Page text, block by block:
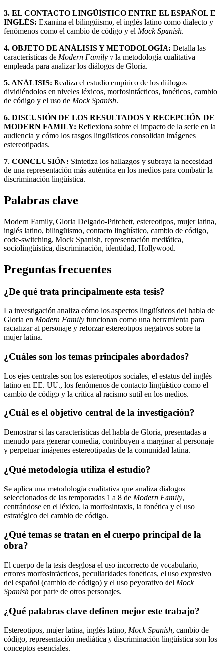
3. EL CONTACTO LINGÜÍSTICO ENTRE EL ESPAÑOL E
INGLÉS: Examina el bilingüismo, el inglés latino como dialecto y
fenómenos como el cambio de código y el Mock Spanish.
4. OBJETO DE ANÁLISIS Y METODOLOGÍA: Detalla las
características de Modern Family y la metodología cualitativa
empleada para analizar los diálogos de Gloria.
5. ANÁLISIS: Realiza el estudio empírico de los diálogos
dividiéndolos en niveles léxicos, morfosintácticos, fonéticos, cambio
de código y el uso de Mock Spanish.
6. DISCUSIÓN DE LOS RESULTADOS Y RECEPCIÓN DE
MODERN FAMILY: Reflexiona sobre el impacto de la serie en la
audiencia y cómo los rasgos lingüísticos consolidan imágenes
estereotipadas.
7. CONCLUSIÓN: Sintetiza los hallazgos y subraya la necesidad
de una representación más auténtica en los medios para combatir la
discriminación lingüística.
Palabras clave
Modern Family, Gloria Delgado-Pritchett, estereotipos, mujer latina,
inglés latino, bilingüismo, contacto lingüístico, cambio de código,
code-switching, Mock Spanish, representación mediática,
sociolingüística, discriminación, identidad, Hollywood.
Preguntas frecuentes
¿De qué trata principalmente esta tesis?
La investigación analiza cómo los aspectos lingüísticos del habla de
Gloria en Modern Family funcionan como una herramienta para
racializar al personaje y reforzar estereotipos negativos sobre la
mujer latina.
¿Cuáles son los temas principales abordados?
Los ejes centrales son los estereotipos sociales, el estatus del inglés
latino en EE. UU., los fenómenos de contacto lingüístico como el
cambio de código y la crítica al racismo sutil en los medios.
¿Cuál es el objetivo central de la investigación?
Demostrar si las características del habla de Gloria, presentadas a
menudo para generar comedia, contribuyen a marginar al personaje
y perpetuar imágenes estereotipadas de la comunidad latina.
¿Qué metodología utiliza el estudio?
Se aplica una metodología cualitativa que analiza diálogos
seleccionados de las temporadas 1 a 8 de Modern Family,
centrándose en el léxico, la morfosintaxis, la fonética y el uso
estratégico del cambio de código.
¿Qué temas se tratan en el cuerpo principal de la
obra?
El cuerpo de la tesis desglosa el uso incorrecto de vocabulario,
errores morfosintácticos, peculiaridades fonéticas, el uso expresivo
del español (cambio de código) y el uso peyorativo del Mock
Spanish por parte de otros personajes.
¿Qué palabras clave definen mejor este trabajo?
Estereotipos, mujer latina, inglés latino, Mock Spanish, cambio de
código, representación mediática y discriminación lingüística son los
conceptos esenciales.